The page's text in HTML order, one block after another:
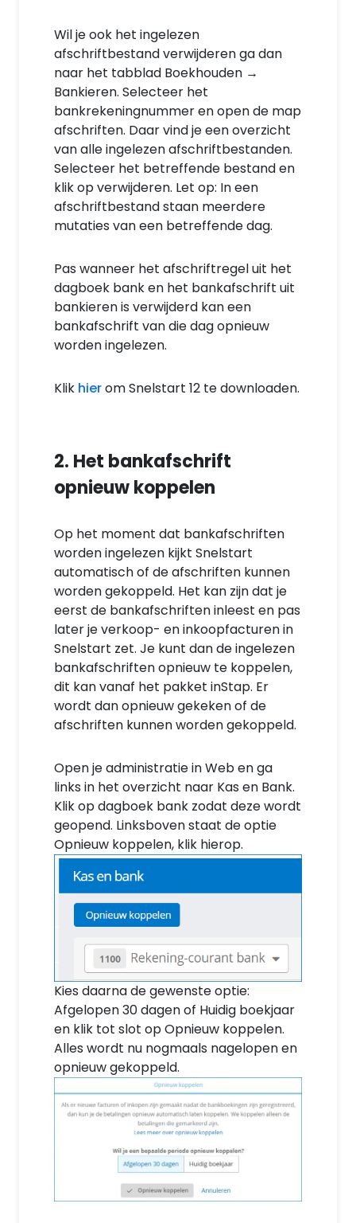
Wil je ook het ingelezen
afschriftbestand verwijderen ga dan
naar het tabblad Boekhouden →
Bankieren. Selecteer het
bankrekeningnummer en open de map
afschriften. Daar vind je een overzicht
van alle ingelezen afschriftbestanden.
Selecteer het betreffende bestand en
klik op verwijderen. Let op: In een
afschriftbestand staan meerdere
mutaties van een betreffende dag.
Pas wanneer het afschriftregel uit het
dagboek bank en het bankafschrift uit
bankieren is verwijderd kan een
bankafschrift van die dag opnieuw
worden ingelezen.
Klik hierom Snelstart 12 te downloaden.
2. Het bankafschrift
opnieuw koppelen
Op het moment dat bankafschriften
worden ingelezen kijkt Snelstart
automatisch of de afschriften kunnen
worden gekoppeld. Het kan zijn dat je
eerst de bankafschriften inleest en pas
later je verkoop- en inkoopfacturen in
Snelstart zet. Je kunt dan de ingelezen
bankafschriften opnieuw te koppelen,
dit kan vanaf het pakket inStap. Er
wordt dan opnieuw gekeken of de
afschriften kunnen worden gekoppeld.
Open je administratie in Web en ga
links in het overzicht naar Kas en Bank.
Klik op dagboek bank zodat deze wordt
geopend. Linksboven staat de optie
Opnieuw koppelen, klik hierop.
Kies daarna de gewenste optie:
Afgelopen 30 dagen of Huidig boekjaar
en klik tot slot op Opnieuw koppelen.
Alles wordt nu nogmaals nagelopen en
opnieuw gekoppeld.